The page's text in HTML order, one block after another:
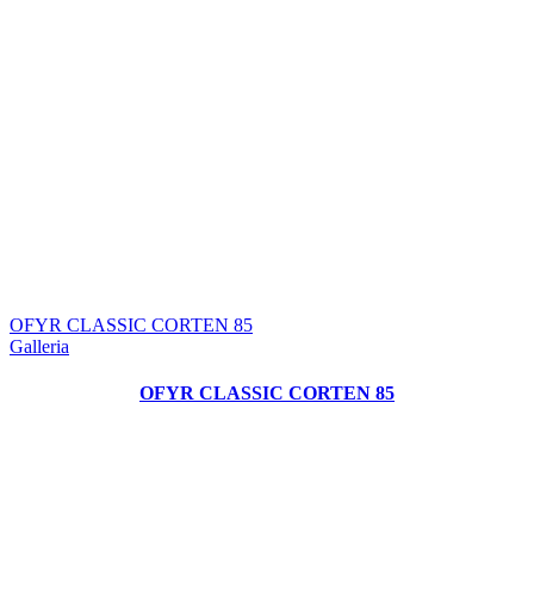
OFYR CLASSIC CORTEN 85
Galleria
OFYR CLASSIC CORTEN 85